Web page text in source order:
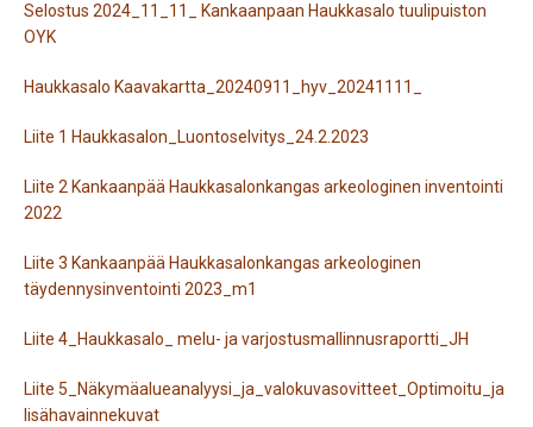
Selostus 2024_11_11_ Kankaanpaan Haukkasalo tuulipuiston
OYK
Haukkasalo Kaavakartta_20240911_hyv_20241111_
Liite 1 Haukkasalon_Luontoselvitys_24.2.2023
Liite 2 Kankaanpää Haukkasalonkangas arkeologinen inventointi
2022
Liite 3 Kankaanpää Haukkasalonkangas arkeologinen
täydennysinventointi 2023_m1
Liite 4_Haukkasalo_ melu- ja varjostusmallinnusraportti_JH
Liite 5_Näkymäalueanalyysi_ja_valokuvasovitteet_Optimoitu_ja
lisähavainnekuvat